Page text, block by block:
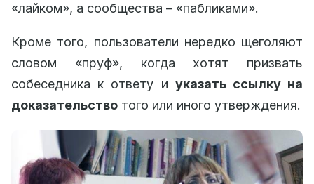
«лайком», а сообщества – «пабликами».
Кроме того, пользователи нередко щеголяют
словом «пруф», когда хотят призвать
собеседника к ответу и указать ссылку на
доказательство того или иного утверждения.